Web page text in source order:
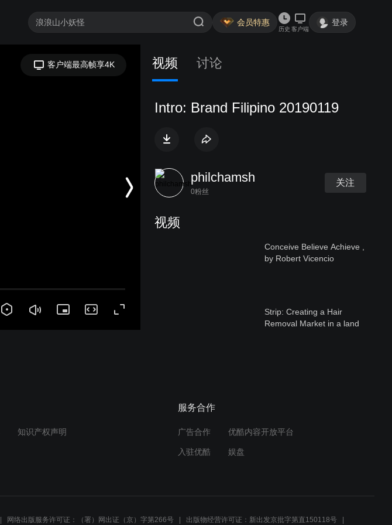
会员特惠
历史 客户端
登录
客户端最高帧享4K 视频 讨论
Intro: Brand Filipino 20190119
philchamsh
0粉丝
关注
视频
Conceive Believe Achieve ,
by Robert Vicencio
Strip: Creating a Hair
Removal Market in a land
20190119
知识产权声明
服务合作
广告合作 优酷内容开放平台
入驻优酷 娱盘
网络出版服务许可证：（署）网出证（京）字第266号 出版物经营许可证：新出发京批字第直150118号